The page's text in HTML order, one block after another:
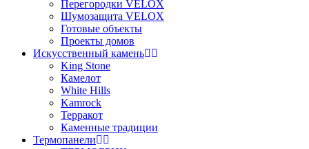
Перегородки VELOX
Шумозащита VELOX
Готовые объекты
Проекты домов
Искусственный камень
King Stone
Камелот
White Hills
Kamrock
Терракот
Каменные традиции
Термопанели